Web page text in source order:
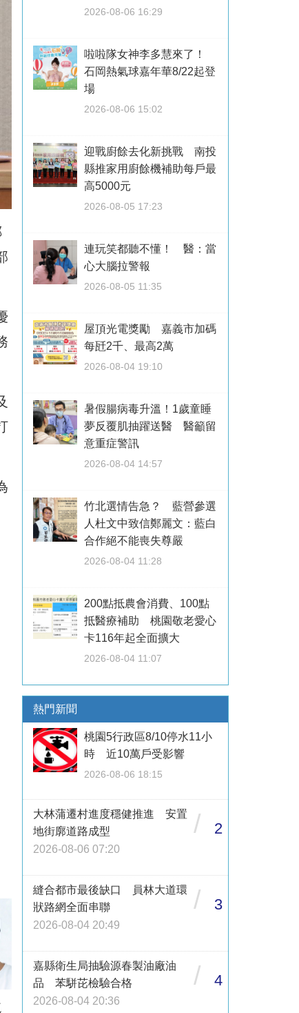
2026-08-06 16:29
啦啦隊女神李多慧來了！
石岡熱氣球嘉年華8/22起登
場
2026-08-06 15:02
迎戰廚餘去化新挑戰 南投
縣推家用廚餘機補助每戶最
高5000元
2026-08-05 17:23
連玩笑都聽不懂！ 醫：當
心大腦拉警報
2026-08-05 11:35
屋頂光電獎勵 嘉義市加碼
每瓩2千、最高2萬
2026-08-04 19:10
暑假腸病毒升溫！1歲童睡
夢反覆肌抽躍送醫 醫籲留
意重症警訊
2026-08-04 14:57
竹北選情告急？ 藍營參選
人杜文中致信鄭麗文：藍白
合作絕不能喪失尊嚴
2026-08-04 11:28
200點抵農會消費、100點
抵醫療補助 桃園敬老愛心
卡116年起全面擴大
2026-08-04 11:07
熱門新聞
桃園5行政區8/10停水11小
時 近10萬戶受影響
2026-08-06 18:15
大林蒲遷村進度穩健推進 安置
地街廓道路成型
2026-08-06 07:20
/ 2
縫合都市最後缺口 員林大道環
狀路網全面串聯
2026-08-04 20:49
/ 3
嘉縣衛生局抽驗源春製油廠油
品 苯駢芘檢驗合格
2026-08-04 20:36
/ 4